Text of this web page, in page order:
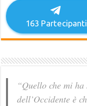
163 Partecipanti
“Quello che mi
dell’Occidente è